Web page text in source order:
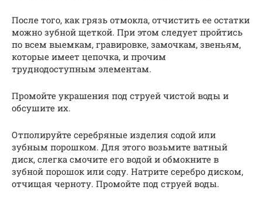
После того, как грязь отмокла, отчистить ее остатки
можно зубной щеткой. При этом следует пройтись
по всем выемкам, гравировке, замочкам, звеньям,
которые имеет цепочка, и прочим
труднодоступным элементам.
Промойте украшения под струей чистой воды и
обсушите их.
Отполируйте серебряные изделия содой или
зубным порошком. Для этого возьмите ватный
диск, слегка смочите его водой и обмокните в
зубной порошок или соду. Натрите серебро диском,
отчищая черноту. Промойте под струей воды.